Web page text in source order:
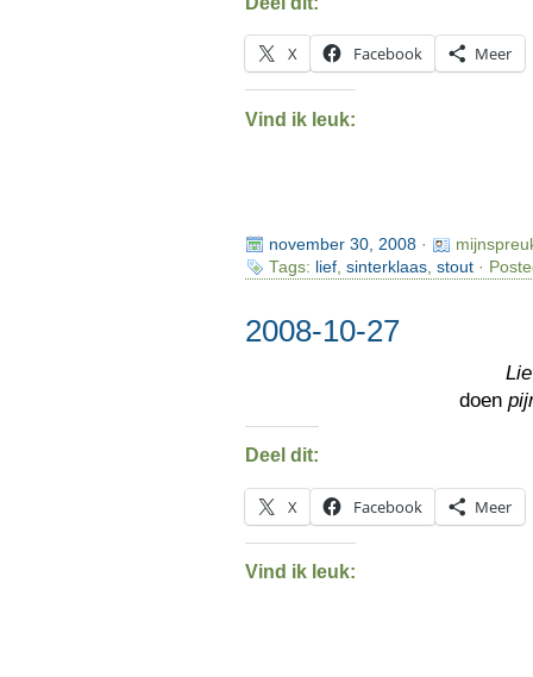
X Facebook Meer
Vind ik leuk:
november 30, 2008·
Tags: lief, sinterklaas, stout·
2008-10-27
doen
Deel dit:
X Facebook Meer
Vind ik leuk: